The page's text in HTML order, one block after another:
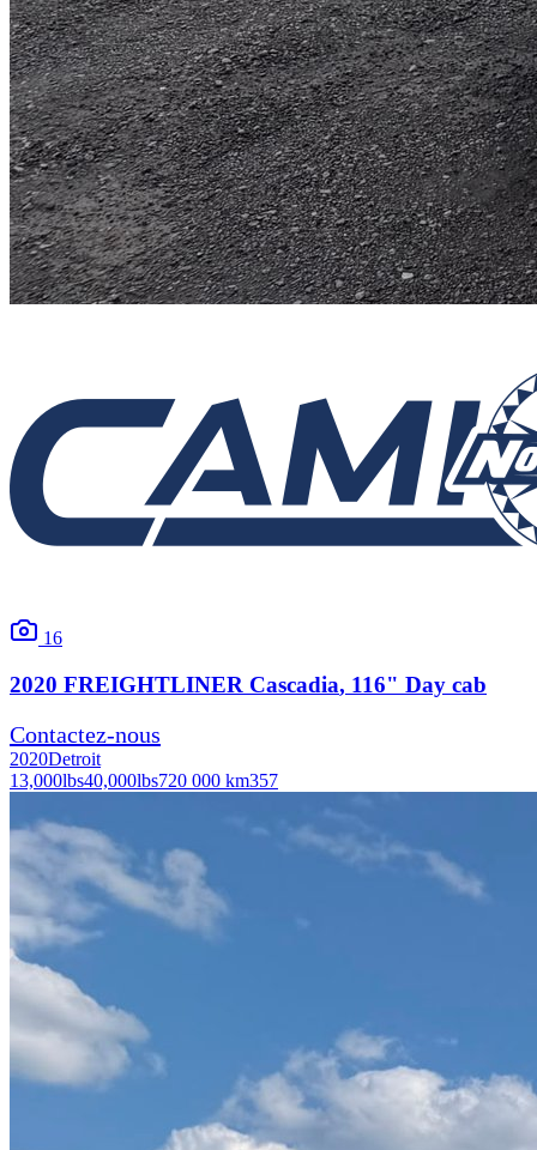
16
2020 FREIGHTLINER Cascadia, 116" Day cab
Contactez-nous
2020Detroit
13,000lbs40,000lbs720 000 km357